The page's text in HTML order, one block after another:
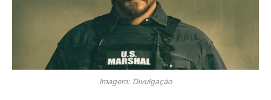
Imagem: Divulgação